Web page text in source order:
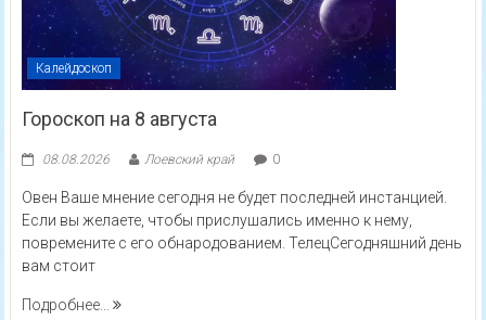
Калейдоскоп
Гороскоп на 8 августа
08.08.2026 Лоевский край 0
Овен Ваше мнение сегодня не будет последней инстанцией.
Если вы желаете, чтобы прислушались именно к нему,
повремените с его обнародованием. ТелецСегодняшний день
вам стоит
Подробнее...